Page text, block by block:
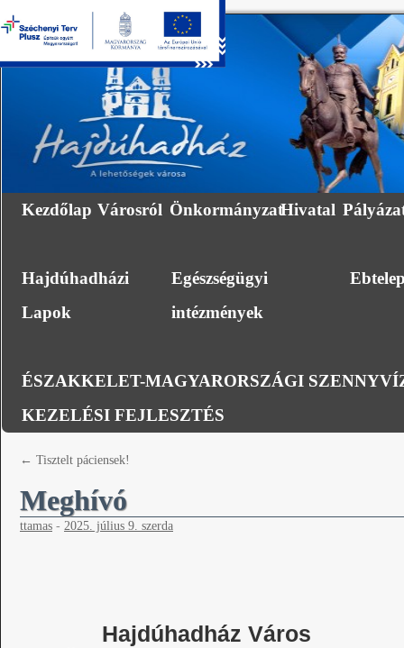
Kezdőlap Városról ÖnkormányzatHivatal
Hajdúhadházi
Lapok
Egészségügyi
intézmények
ÉSZAKKELET-MAGYARORSZÁGI
KEZELÉSI FEJLESZTÉS
← Tisztelt páciensek!
Meghívó
ttamas - 2025. július 9. szerda
Hajdúhadház Város